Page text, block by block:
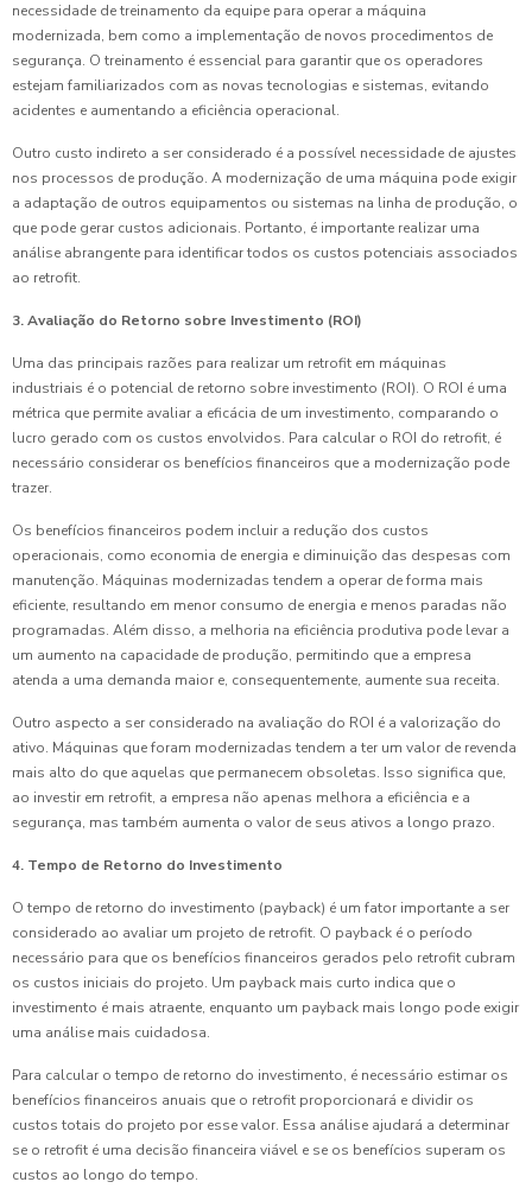
necessidade de treinamento da equipe para operar a máquina
modernizada, bem como a implementação de novos procedimentos de
segurança. O treinamento é essencial para garantir que os operadores
estejam familiarizados com as novas tecnologias e sistemas, evitando
acidentes e aumentando a eficiência operacional.
Outro custo indireto a ser considerado é a possível necessidade de ajustes
nos processos de produção. A modernização de uma máquina pode exigir
a adaptação de outros equipamentos ou sistemas na linha de produção, o
que pode gerar custos adicionais. Portanto, é importante realizar uma
análise abrangente para identificar todos os custos potenciais associados
ao retrofit.
3. Avaliação do Retorno sobre Investimento (ROI)
Uma das principais razões para realizar um retrofit em máquinas
industriais é o potencial de retorno sobre investimento (ROI). O ROI é uma
métrica que permite avaliar a eficácia de um investimento, comparando o
lucro gerado com os custos envolvidos. Para calcular o ROI do retrofit, é
necessário considerar os benefícios financeiros que a modernização pode
trazer.
Os benefícios financeiros podem incluir a redução dos custos
operacionais, como economia de energia e diminuição das despesas com
manutenção. Máquinas modernizadas tendem a operar de forma mais
eficiente, resultando em menor consumo de energia e menos paradas não
programadas. Além disso, a melhoria na eficiência produtiva pode levar a
um aumento na capacidade de produção, permitindo que a empresa
atenda a uma demanda maior e, consequentemente, aumente sua receita.
Outro aspecto a ser considerado na avaliação do ROI é a valorização do
ativo. Máquinas que foram modernizadas tendem a ter um valor de revenda
mais alto do que aquelas que permanecem obsoletas. Isso significa que,
ao investir em retrofit, a empresa não apenas melhora a eficiência e a
segurança, mas também aumenta o valor de seus ativos a longo prazo.
4. Tempo de Retorno do Investimento
O tempo de retorno do investimento (payback) é um fator importante a ser
considerado ao avaliar um projeto de retrofit. O payback é o período
necessário para que os benefícios financeiros gerados pelo retrofit cubram
os custos iniciais do projeto. Um payback mais curto indica que o
investimento é mais atraente, enquanto um payback mais longo pode exigir
uma análise mais cuidadosa.
Para calcular o tempo de retorno do investimento, é necessário estimar os
benefícios financeiros anuais que o retrofit proporcionará e dividir os
custos totais do projeto por esse valor. Essa análise ajudará a determinar
se o retrofit é uma decisão financeira viável e se os benefícios superam os
custos ao longo do tempo.